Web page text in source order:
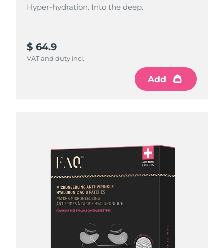
Hyper-hydration. Into the deep.
$ 64.9
VAT and duty incl.
Add